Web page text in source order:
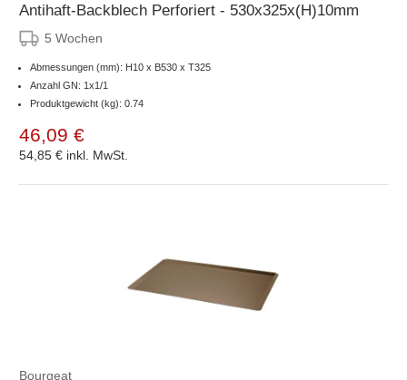
Antihaft-Backblech Perforiert - 530x325x(H)10mm
5 Wochen
Abmessungen (mm): H10 x B530 x T325
Anzahl GN: 1x1/1
Produktgewicht (kg): 0.74
46,09 €
54,85 € inkl. MwSt.
Bourgeat